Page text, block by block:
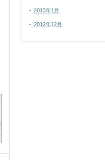
2013年1月
2012年12月